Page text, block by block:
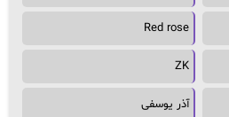
Red rose
ZK
آذر یوسفی